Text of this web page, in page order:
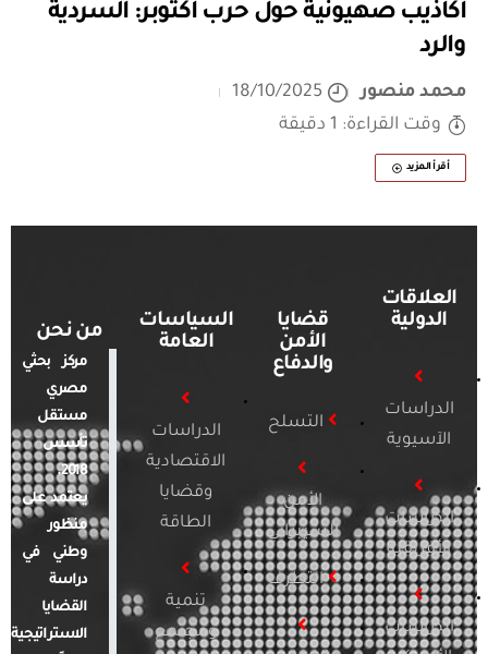
أكاذيب صهيونية حول حرب أكتوبر: السردية
والرد
محمد منصور
18/10/2025
وقت القراءة: 1 دقيقة
أقرأ المزيد
العلاقات
الدولية
الدراسات
الآسيوية
الدراسات
الأفريقية
الدراسات
قضايا
الأمن
والدفاع
التسلح
الأمن
السيبراني
التطرف
السياسات
العامة
الدراسات
الاقتصادية
وقضايا
الطاقة
تنمية
ومجتمع
من نحن
مركز بحثي
مصري
مستقل
تأسس
2018.
يعتمد على
منظور
وطني في
دراسة
القضايا
الاستراتيجية